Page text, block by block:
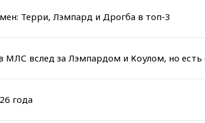
Терри, Лэмпард и Дрогба в топ-3
МЛС вслед за Лэмпардом и Коулом, но
года